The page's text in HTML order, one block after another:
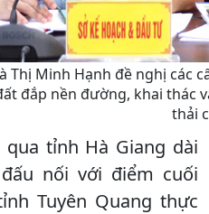
Thị Minh Hạnh đề nghị
đắp nền đường, khai
thải
tỉnh Hà Giang dài
nối với điểm cuối
Tuyên Quang thực